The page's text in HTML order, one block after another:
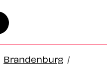
Brandenburg /